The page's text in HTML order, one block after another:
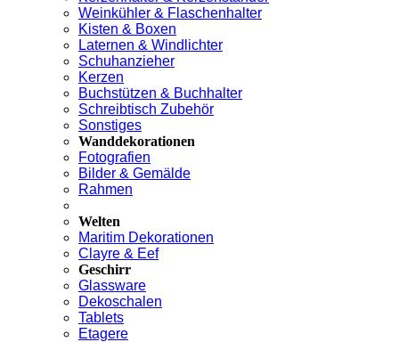
Weinkühler & Flaschenhalter
Kisten & Boxen
Laternen & Windlichter
Schuhanzieher
Kerzen
Buchstützen & Buchhalter
Schreibtisch Zubehör
Sonstiges
Wanddekorationen
Fotografien
Bilder & Gemälde
Rahmen
Welten
Maritim Dekorationen
Clayre & Eef
Geschirr
Glassware
Dekoschalen
Tablets
Etagere